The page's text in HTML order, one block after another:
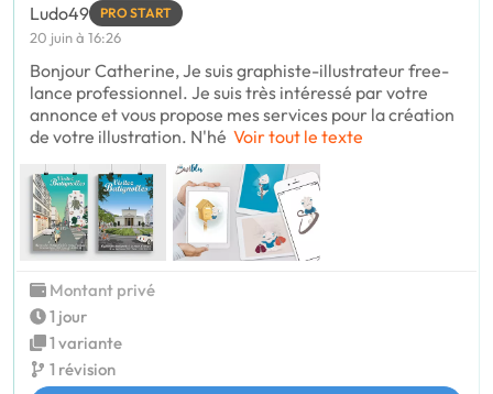
Ludo49 PRO START
20 juin à 16:26
Bonjour Catherine, Je suis graphiste-illustrateur free-
lance professionnel. Je suis très intéressé par votre
annonce et vous propose mes services pour la création
de votre illustration. N'hé Voir tout le texte
Montant privé
1 jour
1 variante
1 révision